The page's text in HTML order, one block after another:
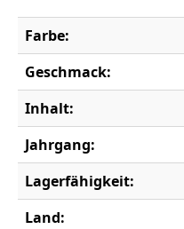
Farbe:
Geschmack:
Inhalt:
Jahrgang:
Lagerfähigkeit:
Land: